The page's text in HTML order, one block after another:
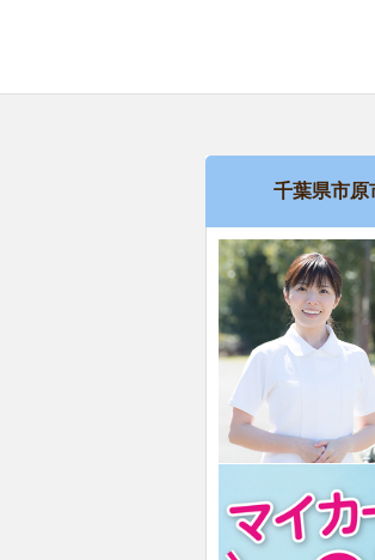
千葉県市原